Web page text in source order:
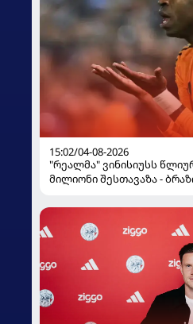
15:02/04-08-2026
"რეალმა" ვინისიუსს
მილიონი შესთავაზა -